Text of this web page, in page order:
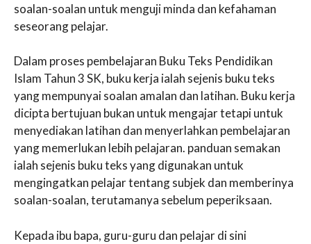
soalan-soalan untuk menguji minda dan kefahaman
seseorang pelajar.
Dalam proses pembelajaran Buku Teks Pendidikan
Islam Tahun 3 SK, buku kerja ialah sejenis buku teks
yang mempunyai soalan amalan dan latihan. Buku kerja
dicipta bertujuan bukan untuk mengajar tetapi untuk
menyediakan latihan dan menyerlahkan pembelajaran
yang memerlukan lebih pelajaran. panduan semakan
ialah sejenis buku teks yang digunakan untuk
mengingatkan pelajar tentang subjek dan memberinya
soalan-soalan, terutamanya sebelum peperiksaan.
Kepada ibu bapa, guru-guru dan pelajar di sini